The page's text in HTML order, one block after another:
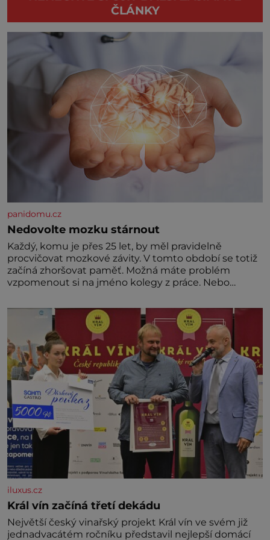
ČLÁNKY
panidomu.cz
Nedovolte mozku stárnout
Každý, komu je přes 25 let, by měl pravidelně
procvičovat mozkové závity. V tomto období se totiž
začíná zhoršovat paměť. Možná máte problém
vzpomenout si na jméno kolegy z práce. Nebo
nedávno přečetli. Je to opravdu tak, s věkem jako
kdyby se paměť rozhodla stávkovat. Cvičte
iluxus.cz
Král vín začíná třetí dekádu
Největší český vinařský projekt Král vín ve svém již
jednadvacátém ročníku představil nejlepší domácí